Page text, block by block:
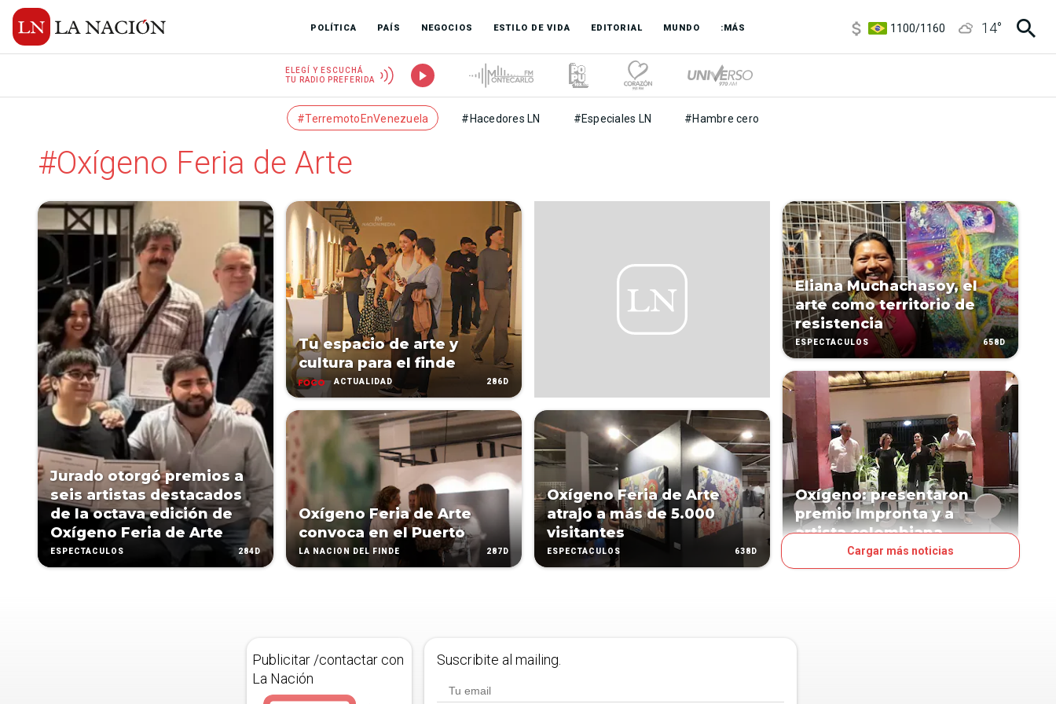
POLÍTICA PAÍS NEGOCIOS ESTILO DE VIDA EDITORIAL MUNDO :MÁS
1100/1160
14°
ELEGÍ Y ESCUCHÁ
TU RADIO PREFERIDA
#TerremotoEnVenezuela #Hacedores LN #Especiales LN #Hambre cero
#Oxígeno Feria de Arte
Jurado otorgó premios a
seis artistas destacados
de la octava edición de
Oxígeno Feria de Arte
ESPECTÁCULOS 284D
Tu espacio de arte y
cultura para el finde
ACTUALIDAD 286D
Oxígeno Feria de Arte
convoca en el Puerto
LA NACIÓN DEL FINDE 287D
Oxígeno Feria de Arte
atrajo a más de 5.000
visitantes
ESPECTÁCULOS 638D
Eliana Muchachasoy, el
arte como territorio de
resistencia
ESPECTÁCULOS 658D
Oxígeno: presentaron
premio Impronta y a
artista colombiana
ESPECTÁCULOSCargar más noticias
Publicitar /contactar con
La Nación
Suscribite al mailing.